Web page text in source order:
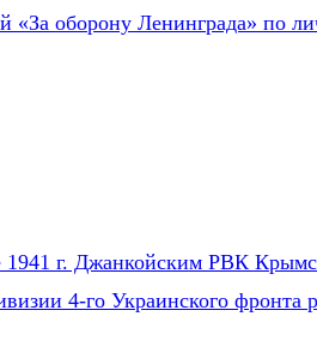
оборону Ленинграда» по
г. Джанкойским РВК
4-го Украинского фронта